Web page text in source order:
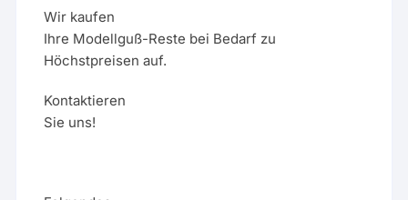
Wir kaufen
Ihre Modellguß-Reste bei Bedarf zu
Höchstpreisen auf.
Kontaktieren
Sie uns!